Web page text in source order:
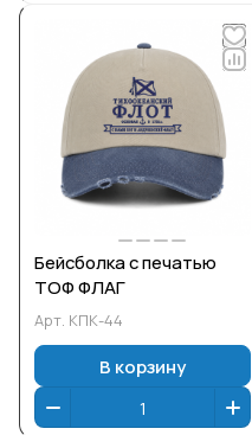
Бейсболка с печатью
ТОФ ФЛАГ
Арт. КПК-44
В корзину